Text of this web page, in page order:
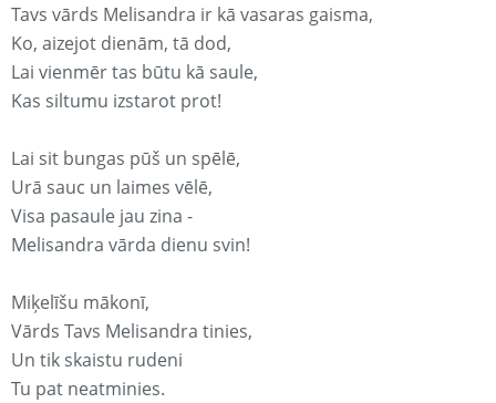
Tavs vārds Melisandra ir kā vasaras gaisma,
Ko, aizejot dienām, tā dod,
Lai vienmēr tas būtu kā saule,
Kas siltumu izstarot prot!
Lai sit bungas pūš un spēlē,
Urā sauc un laimes vēlē,
Visa pasaule jau zina -
Melisandra vārda dienu svin!
Miķelīšu mākonī,
Vārds Tavs Melisandra tinies,
Un tik skaistu rudeni
Tu pat neatminies.